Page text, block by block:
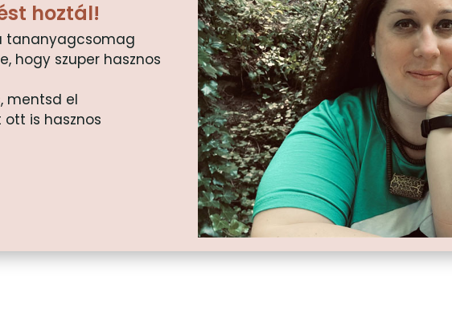
hoztál!
tananyagcsomag
hogy szuper hasznos
mentsd el
is hasznos